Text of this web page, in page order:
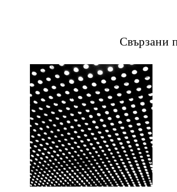
Свързани